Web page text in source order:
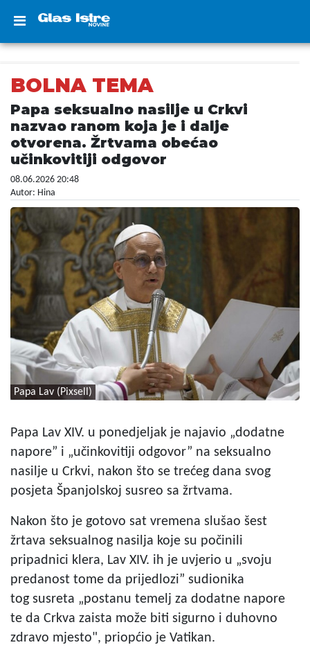
BOLNA TEMA
Papa seksualno nasilje u Crkvi
nazvao ranom koja je i dalje
otvorena. Žrtvama obećao
učinkovitiji odgovor
08.06.2026 20:48
Autor: Hina
Papa Lav (Pixsell)
Papa Lav XIV. u ponedjeljak je najavio „dodatne
napore” i „učinkovitiji odgovor” na seksualno
nasilje u Crkvi, nakon što se trećeg dana svog
posjeta Španjolskoj susreo sa žrtvama.
Nakon što je gotovo sat vremena slušao šest
žrtava seksualnog nasilja koje su počinili
pripadnici klera, Lav XIV. ih je uvjerio u „svoju
predanost tome da prijedlozi” sudionika
tog susreta „postanu temelj za dodatne napore
te da Crkva zaista može biti sigurno i duhovno
zdravo mjesto", priopćio je Vatikan.